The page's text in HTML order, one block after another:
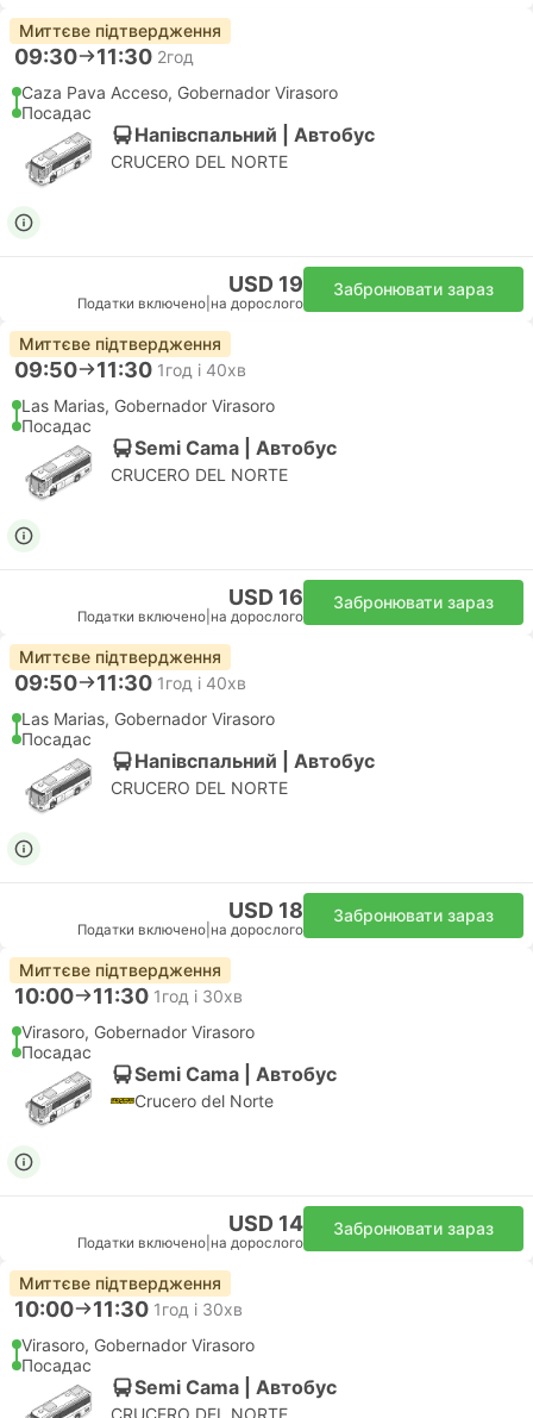
Миттєве підтвердження
09:30 11:30 2год
Caza Pava Acceso, Gobernador Virasoro
Посадас
Напівспальний | Автобус
CRUCERO DEL NORTE
USD 19
Податки включено на дорослого
Забронювати зараз
Миттєве підтвердження
09:50 11:30 1год і 40хв
Las Marias, Gobernador Virasoro
Посадас
Semi Cama | Автобус
CRUCERO DEL NORTE
USD 16
Податки включено на дорослого
Забронювати зараз
Миттєве підтвердження
09:50 11:30 1год і 40хв
Las Marias, Gobernador Virasoro
Посадас
Напівспальний | Автобус
CRUCERO DEL NORTE
USD 18
Податки включено на дорослого
Забронювати зараз
Миттєве підтвердження
10:00 11:30 1год і 30хв
Virasoro, Gobernador Virasoro
Посадас
Semi Cama | Автобус
Crucero del Norte
USD 14
Податки включено на дорослого
Забронювати зараз
Миттєве підтвердження
10:00 11:30 1год і 30хв
Virasoro, Gobernador Virasoro
Посадас
Semi Cama | Автобус
CRUCERO DEL NORTE